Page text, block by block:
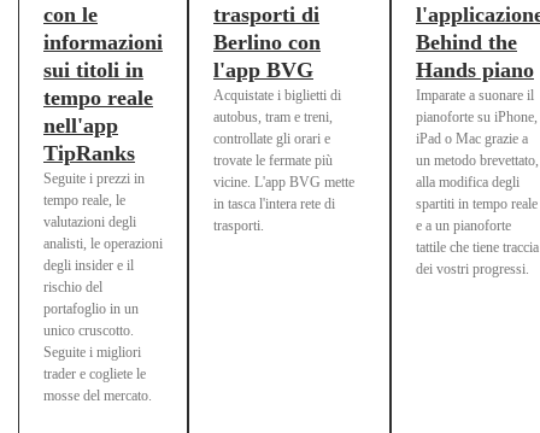
con le
informazioni
sui titoli in
tempo reale
nell'app
TipRanks
Seguite i prezzi in
tempo reale, le
valutazioni degli
analisti, le operazioni
degli insider e il
rischio del
portafoglio in un
unico cruscotto.
Seguite i migliori
trader e cogliete le
mosse del mercato.
trasporti di
Berlino con
l'app BVG
Acquistate i biglietti di
autobus, tram e treni,
controllate gli orari e
trovate le fermate più
vicine. L'app BVG mette
in tasca l'intera rete di
trasporti.
Behind the
Hands piano
Imparate a suonare il
pianoforte su iPhone,
iPad o Mac grazie a
un metodo brevettato,
alla modifica degli
spartiti in tempo reale
e a un pianoforte
tattile che tiene traccia
dei vostri progressi.